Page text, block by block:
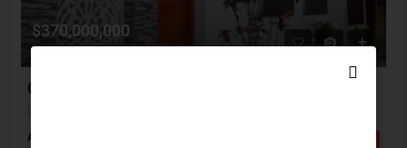
$370,000,000
$25,000
Casa Venta, La Playa, Barranquilla (29202)
Alcobas: 5